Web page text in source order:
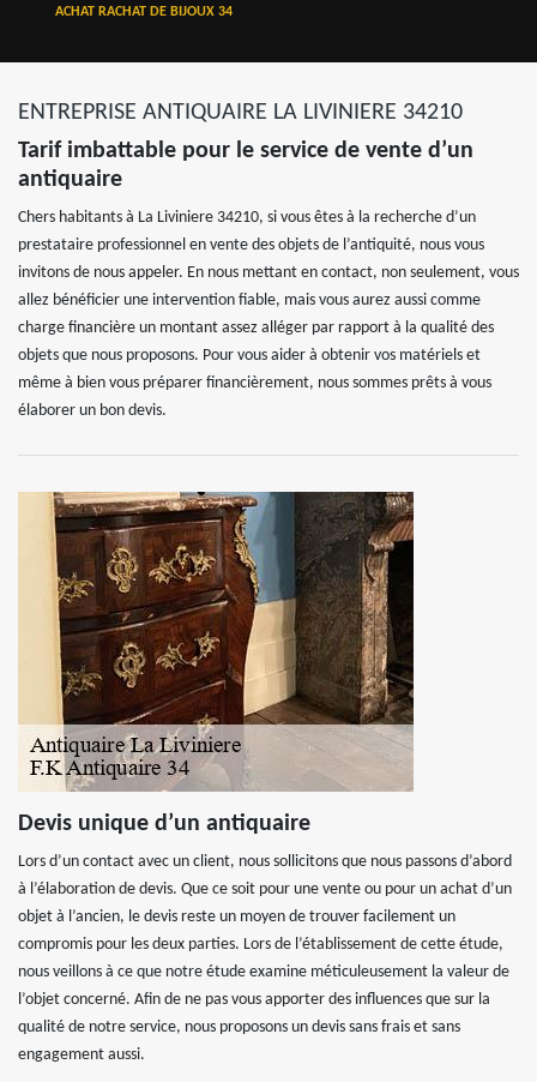
ACHAT RACHAT DE BIJOUX 34
ENTREPRISE ANTIQUAIRE LA LIVINIERE 34210
Tarif imbattable pour le service de vente d’un
antiquaire
Chers habitants à La Liviniere 34210, si vous êtes à la recherche d’un
prestataire professionnel en vente des objets de l’antiquité, nous vous
invitons de nous appeler. En nous mettant en contact, non seulement, vous
allez bénéficier une intervention fiable, mais vous aurez aussi comme
charge financière un montant assez alléger par rapport à la qualité des
objets que nous proposons. Pour vous aider à obtenir vos matériels et
même à bien vous préparer financièrement, nous sommes prêts à vous
élaborer un bon devis.
Devis unique d’un antiquaire
Lors d’un contact avec un client, nous sollicitons que nous passons d’abord
à l’élaboration de devis. Que ce soit pour une vente ou pour un achat d’un
objet à l’ancien, le devis reste un moyen de trouver facilement un
compromis pour les deux parties. Lors de l’établissement de cette étude,
nous veillons à ce que notre étude examine méticuleusement la valeur de
l’objet concerné. Afin de ne pas vous apporter des influences que sur la
qualité de notre service, nous proposons un devis sans frais et sans
engagement aussi.